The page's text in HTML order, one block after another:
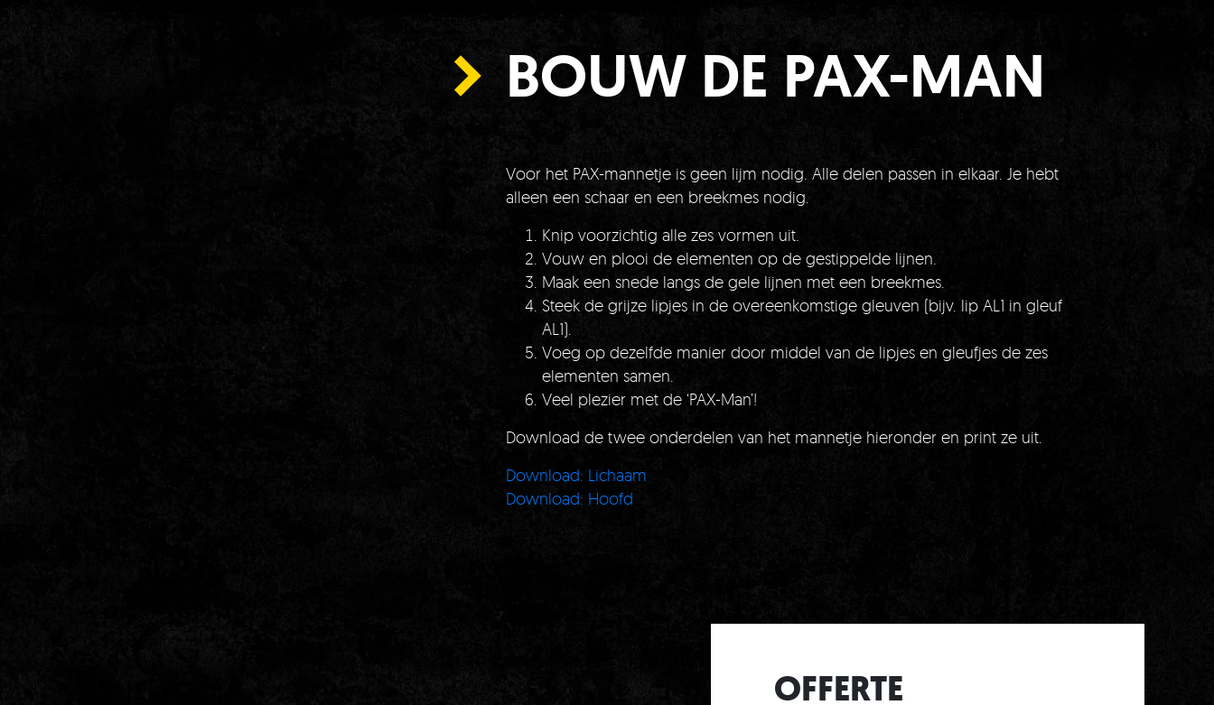
BOUW DE PAX-MAN
Voor het PAX-mannetje is geen lijm nodig. Alle delen passen in elkaar. Je hebt
alleen een schaar en een breekmes nodig.
Knip voorzichtig alle zes vormen uit.
Vouw en plooi de elementen op de gestippelde lijnen.
Maak een snede langs de gele lijnen met een breekmes.
Steek de grijze lipjes in de overeenkomstige gleuven (bijv. lip AL1 in gleuf
AL1).
Voeg op dezelfde manier door middel van de lipjes en gleufjes de zes
elementen samen.
Veel plezier met de ‘PAX-Man’!
Download de twee onderdelen van het mannetje hieronder en print ze uit.
Download: Lichaam
Download: Hoofd
OFFERTE